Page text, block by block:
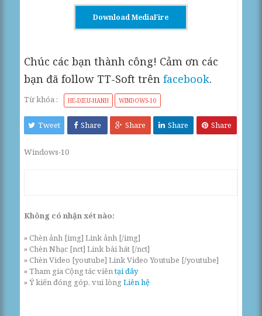
Download MediaFire
Chúc các bạn thành công! Cảm ơn các
bạn đã follow TT-Soft trênfacebook.
Từ khóa : HE-DIEU-HANH WINDOWS-10
Tweet Share Share Share Share
Windows-10
Không có nhận xét nào:
» Chèn ảnh [img] Link ảnh [/img]
» Chèn Nhạc [nct] Link bài hát [/nct]
» Chèn Video [youtube] Link Video Youtube [/youtube]
» Tham gia Cộng tác viêntại đây
» Ý kiến đóng góp, vui lòngLiên hệ